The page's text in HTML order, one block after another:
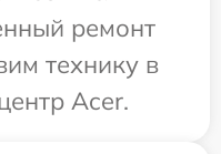
ремонт
технику в
Acer.